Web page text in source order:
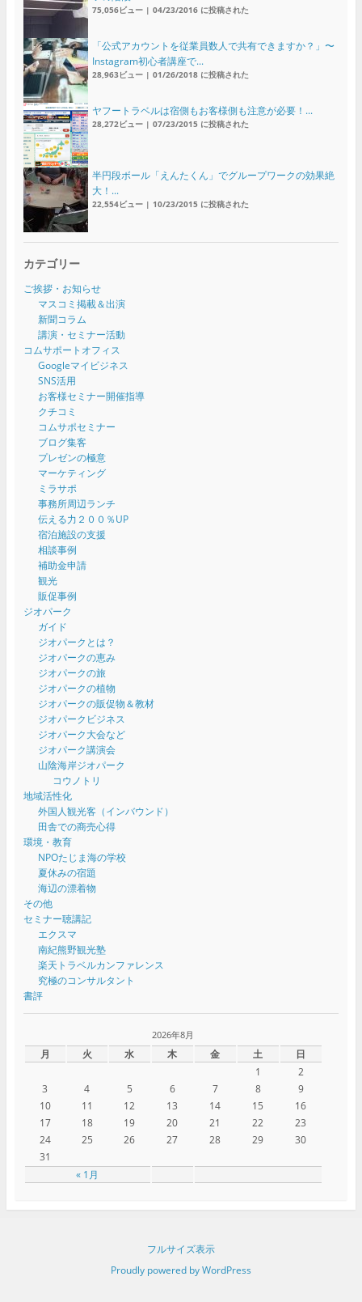
75,056ビュー| 04/23/2016 に投稿された
「公式アカウントを従業員数人で共有できますか？」〜
Instagram初心者講座で...
28,963ビュー| 01/26/2018 に投稿された
ヤフートラベルは宿側もお客様側も注意が必要！...
28,272ビュー| 07/23/2015 に投稿された
半円段ボール「えんたくん」でグループワークの効果絶
大！...
22,554ビュー| 10/23/2015 に投稿された
カテゴリー
ご挨拶・お知らせ
マスコミ掲載＆出演
新聞コラム
講演・セミナー活動
コムサポートオフィス
Googleマイビジネス
SNS活用
お客様セミナー開催指導
クチコミ
コムサポセミナー
ブログ集客
プレゼンの極意
マーケティング
ミラサポ
事務所周辺ランチ
伝える力２００％UP
宿泊施設の支援
相談事例
補助金申請
観光
販促事例
ジオパーク
ガイド
ジオパークとは？
ジオパークの恵み
ジオパークの旅
ジオパークの植物
ジオパークの販促物＆教材
ジオパークビジネス
ジオパーク大会など
ジオパーク講演会
山陰海岸ジオパーク
コウノトリ
地域活性化
外国人観光客（インバウンド）
田舎での商売心得
環境・教育
NPOたじま海の学校
夏休みの宿題
海辺の漂着物
その他
セミナー聴講記
エクスマ
南紀熊野観光塾
楽天トラベルカンファレンス
究極のコンサルタント
書評
2026年8月
月 火 水 木 金 土 日
« 1月
1
2
3
4 5 6 7 8
9
10
11 12 13 14 15
16
17
18 19 20 21 22
23
24
25 26 27 28 29
30
31
フルサイズ表示
Proudly powered by WordPress